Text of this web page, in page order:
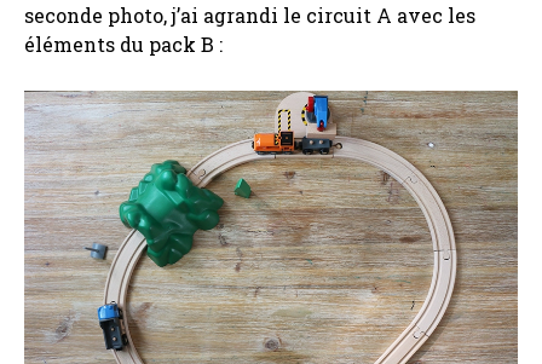
seconde photo, j’ai agrandi le circuit A avec les
éléments du pack B :